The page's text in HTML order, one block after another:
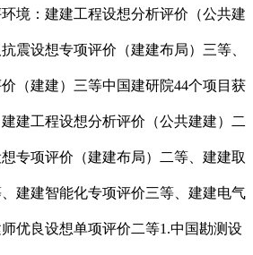
境：建建工程设想分析评价（公共建
震设想专项评价（建建布局）三等、
（建建）三等中国建研院44个项目获
建工程设想分析评价（公共建建）二
专项评价（建建布局）二等、建建取
建建智能化专项评价三等、建建电气
优良设想单项评价二等1.中国勘测设